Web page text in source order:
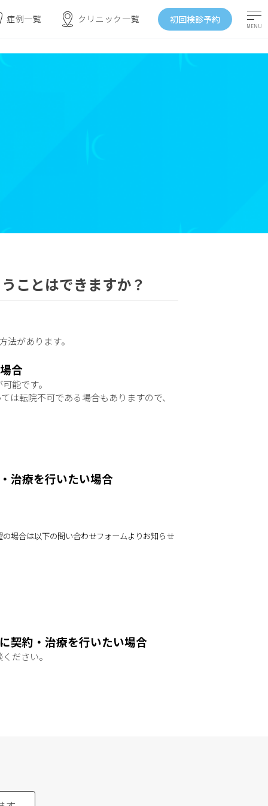
症例一覧 クリニック一覧 初回検診予約
MENU
ことはできますか？
があります。
合
能です。
は転院不可である場合もありますので、
治療を行いたい場合
の場合は以下の問い合わせフォームよりお知らせ
契約・治療を行いたい場合
ださい。